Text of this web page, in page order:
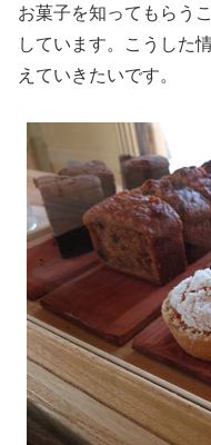
お菓子を知ってもらう
しています。こうした
えていきたいです。